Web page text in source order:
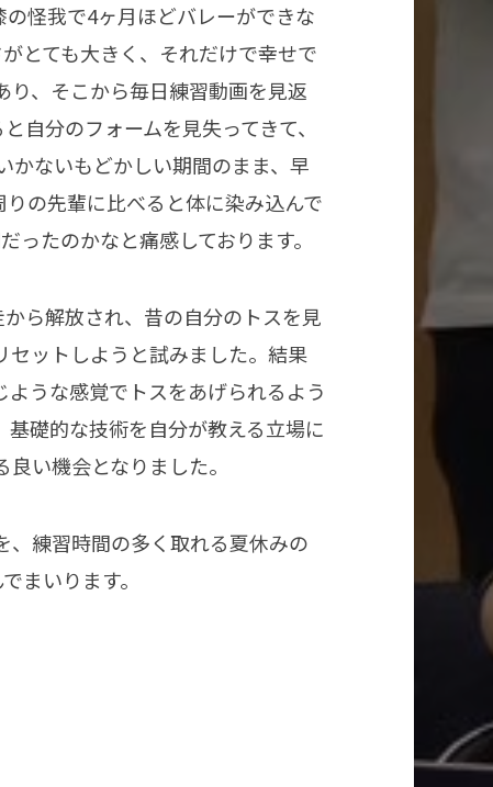
怪我で4ヶ月ほどバレーができな
とても大きく、それだけで幸せで
り、そこから毎日練習動画を見返
自分のフォームを見失ってきて、
かないもどかしい期間のまま、早
の先輩に比べると体に染み込んで
たのかなと痛感しております。
ら解放され、昔の自分のトスを見
ットしようと試みました。結果
うな感覚でトスをあげられるよう
礎的な技術を自分が教える立場に
い機会となりました。
、練習時間の多く取れる夏休みの
まいります。